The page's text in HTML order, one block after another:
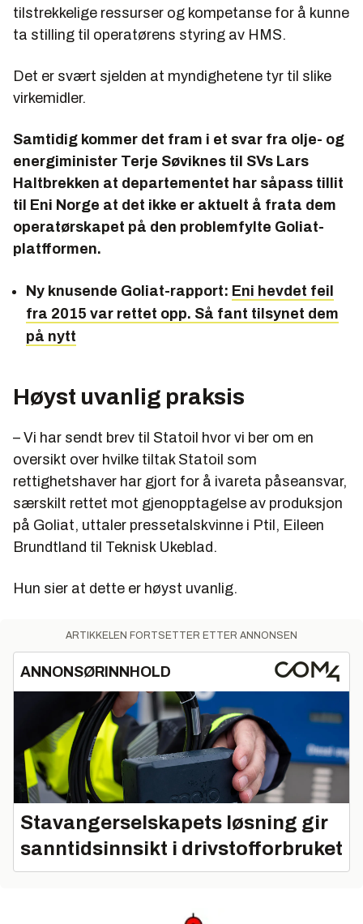
tilstrekkelige ressurser og kompetanse for å kunne
ta stilling til operatørens styring av HMS.
Det er svært sjelden at myndighetene tyr til slike
virkemidler.
Samtidig kommer det fram i et svar fra olje- og
energiminister Terje Søviknes til SVs Lars
Haltbrekken at departementet har såpass tillit
til Eni Norge at det ikke er aktuelt å frata dem
operatørskapet på den problemfylte Goliat-
platfformen.
Ny knusende Goliat-rapport: Eni hevdet feil
fra 2015 var rettet opp. Så fant tilsynet dem
på nytt
Høyst uvanlig praksis
– Vi har sendt brev til Statoil hvor vi ber om en
oversikt over hvilke tiltak Statoil som
rettighetshaver har gjort for å ivareta påseansvar,
særskilt rettet mot gjenopptagelse av produksjon
på Goliat, uttaler pressetalskvinne i Ptil, Eileen
Brundtland til Teknisk Ukeblad.
Hun sier at dette er høyst uvanlig.
ARTIKKELEN FORTSETTER ETTER ANNONSEN
ANNONSØRINNHOLD
Stavangerselskapets løsning gir
sanntidsinnsikt i drivstofforbruket